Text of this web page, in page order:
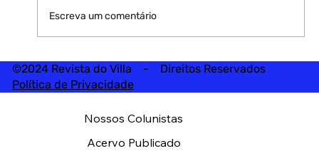
Escreva um comentário
©2024 Revista do Villa - Direitos Reservados
Política de Privacidade
Nossos Colunistas
Acervo Publicado